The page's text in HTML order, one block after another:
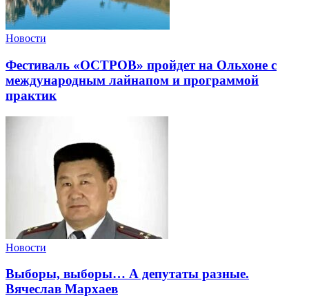
Новости
Фестиваль «ОСТРОВ» пройдет на Ольхоне с
международным лайнапом и программой
практик
Новости
Выборы, выборы… А депутаты разные.
Вячеслав Мархаев